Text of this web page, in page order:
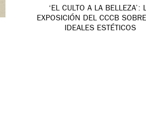
‘EL CULTO A LA BELLEZA’:
EXPOSICIÓN DEL CCCB
IDEALES ESTÉTICOS